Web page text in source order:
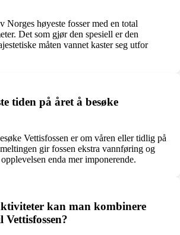
Norges høyeste fosser med en total
Det som gjør den spesiell er den
måten vannet kaster seg utfor
tiden på året å besøke
Vettisfossen er om våren eller tidlig på
gir fossen ekstra vannføring og
enda mer imponerende.
kan man kombinere
Vettisfossen?